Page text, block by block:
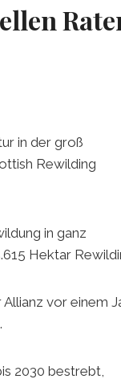
in der groß
Rewilding
in ganz
Hektar
vor einem
2030 bestrebt,